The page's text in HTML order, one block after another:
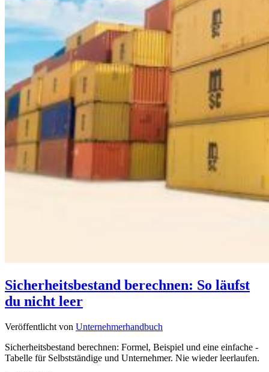
Sicherheitsbestand berechnen: So läufst
du nicht leer
Veröffentlicht von Unternehmerhandbuch
Sicherheitsbestand berechnen: Formel, Beispiel und eine einfache -
Tabelle für Selbstständige und Unternehmer. Nie wieder leerlaufen.